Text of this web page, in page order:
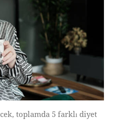
toplamda 5 farklı diyet